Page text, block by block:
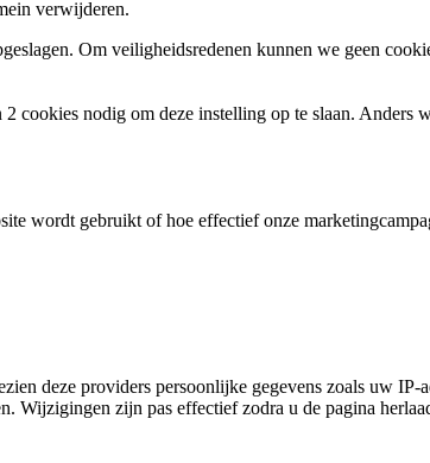
verwijderen.
Om veiligheidsredenen kunnen we geen
cookies nodig om deze instelling op te slaan. Anders
wordt gebruikt of hoe effectief onze
deze providers persoonlijke gegevens zoals uw IP-
Wijzigingen zijn pas effectief zodra u de pagina